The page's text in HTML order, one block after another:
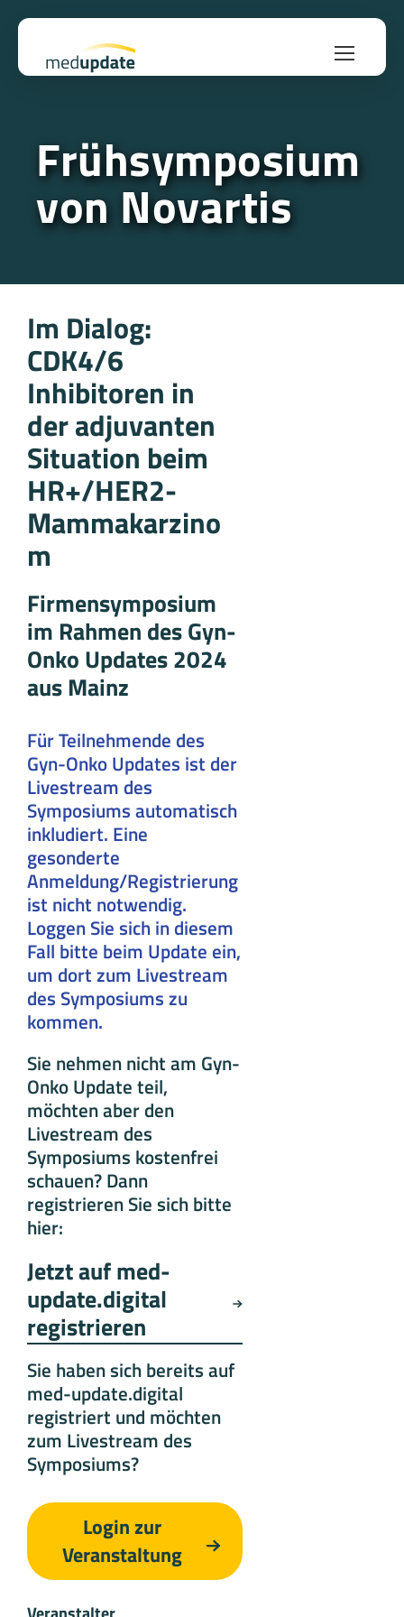
Frühsymposium
von Novartis
Im Dialog:
CDK4/6
Inhibitoren in
der adjuvanten
Situation beim
HR+/HER2-
Mammakarzino
m
Firmensymposium
im Rahmen des Gyn-
Onko Updates 2024
aus Mainz
Für Teilnehmende des
Gyn-Onko Updates ist der
Livestream des
Symposiums automatisch
inkludiert. Eine
gesonderte
Anmeldung/Registrierung
ist nicht notwendig.
Loggen Sie sich in diesem
Fall bitte beim Update ein,
um dort zum Livestream
des Symposiums zu
kommen.
Sie nehmen nicht am Gyn-
Onko Update teil,
möchten aber den
Livestream des
Symposiums kostenfrei
schauen? Dann
registrieren Sie sich bitte
hier:
Jetzt auf med-
update.digital
registrieren
Sie haben sich bereits auf
med-update.digital
registriert und möchten
zum Livestream des
Symposiums?
Login zur
Veranstaltung